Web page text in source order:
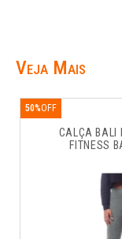
Veja Mais
CALÇA BALI
FITNESS
50%